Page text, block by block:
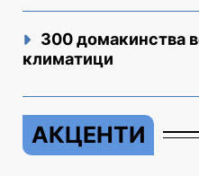
300 домакинства
климатици
АКЦЕНТИ